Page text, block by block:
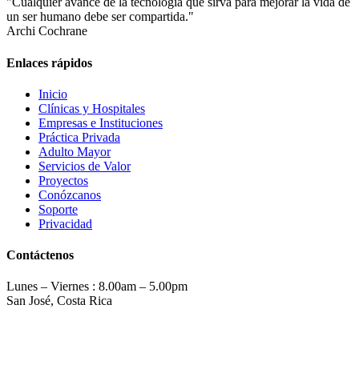
un ser humano debe ser compartida."
Archi Cochrane
Enlaces rápidos
Inicio
Clínicas y Hospitales
Empresas e Instituciones
Práctica Privada
Adulto Mayor
Servicios de Valor
Proyectos
Conózcanos
Soporte
Privacidad
Contáctenos
Lunes – Viernes : 8.00am – 5.00pm
San José, Costa Rica